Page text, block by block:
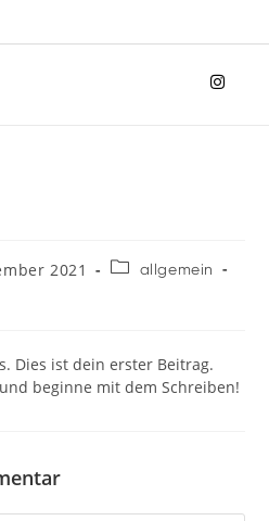
2021
allgemein
Dies ist dein erster Beitrag.
beginne mit dem Schreiben!